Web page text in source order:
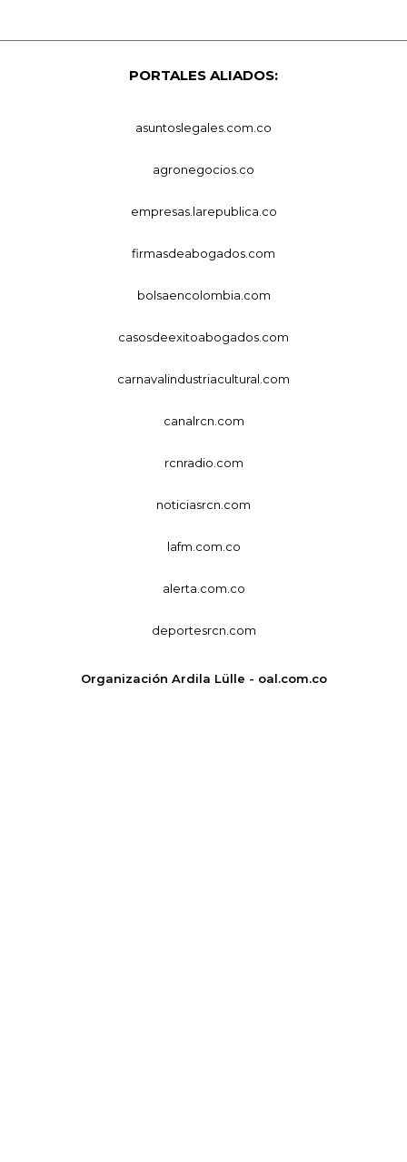
PORTALES ALIADOS:
asuntoslegales.com.co
agronegocios.co
empresas.larepublica.co
firmasdeabogados.com
bolsaencolombia.com
casosdeexitoabogados.com
carnavalindustriacultural.com
canalrcn.com
rcnradio.com
noticiasrcn.com
lafm.com.co
alerta.com.co
deportesrcn.com
Organización Ardila Lülle - oal.com.co